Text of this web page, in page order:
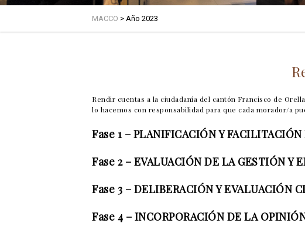
MACCO > Año 2023
Rendir cuentas a la ciudadanía del cantón Francisco de
lo hacemos con responsabilidad para que cada morador/a
Fase 1 – PLANIFICACIÓN Y FACILITACIÓN
Fase 2 – EVALUACIÓN DE LA GESTIÓN Y
Fase 3 – DELIBERACIÓN Y EVALUACIÓN
Fase 4 – INCORPORACIÓN DE LA